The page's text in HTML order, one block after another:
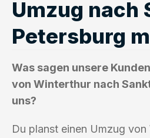
Umzug nach
Petersburg
Was sagen unsere
von Winterthur nach
uns?
Du planst einen Umzug